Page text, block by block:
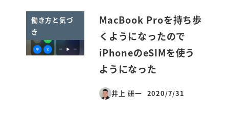
働き方と気づ
き
MacBook Proを持ち歩
くようになったので
iPhoneのeSIMを使う
ようになった
井上 研一
投稿日
2020/7/31